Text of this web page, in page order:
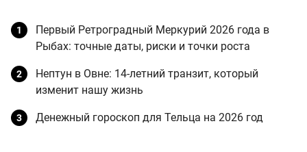
Первый Ретроградный Меркурий 2026 года в
Рыбах: точные даты, риски и точки роста
Нептун в Овне: 14-летний транзит, который
изменит нашу жизнь
Денежный гороскоп для Тельца на 2026 год